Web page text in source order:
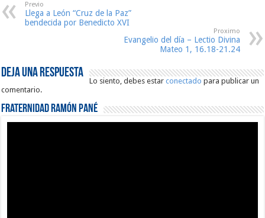
Previo
Llega a León “Cruz de la Paz”
bendecida por Benedicto XVI
Proximo
Evangelio del día – Lectio Divina
Mateo 1, 16.18-21.24
Deja una respuesta
Lo siento, debes estarconectado para publicar un
comentario.
Fraternidad Ramón Pané